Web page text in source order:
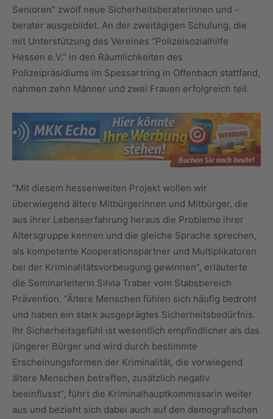
Senioren” zwölf neue Sicherheitsberaterinnen und -
berater ausgebildet. An der zweitägigen Schulung, die
mit Unterstützung des Vereines “Polizeisozialhilfe
Hessen e.V.” in den Räumlichkeiten des
Polizeipräsidiums im Spessartring in Offenbach stattfand,
nahmen zehn Männer und zwei Frauen erfolgreich teil.
“Mit diesem hessenweiten Projekt wollen wir
überwiegend ältere Mitbürgerinnen und Mitbürger, die
aus ihrer Lebenserfahrung heraus die Probleme ihrer
Altersgruppe kennen und die gleiche Sprache sprechen,
als kompetente Kooperationspartner und Multiplikatoren
bei der Kriminalitätsvorbeugung gewinnen”, erläuterte
die Seminarleiterin Silvia Traber vom Stabsbereich
Prävention. “Ältere Menschen fühlen sich häufig bedroht
und haben ein stark ausgeprägtes Sicherheitsbedürfnis.
Ihr Sicherheitsgefühl ist wesentlich empfindlicher als das
jüngerer Bürger und wird durch bestimmte
Erscheinungsformen der Kriminalität, die vorwiegend
ältere Menschen betreffen, zusätzlich negativ
beeinflusst”, führt die Kriminalhauptkommissarin weiter
aus und bezieht sich dabei auch auf den demografischen